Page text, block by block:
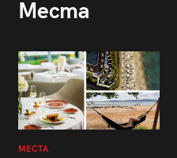
Места
МЕСТА